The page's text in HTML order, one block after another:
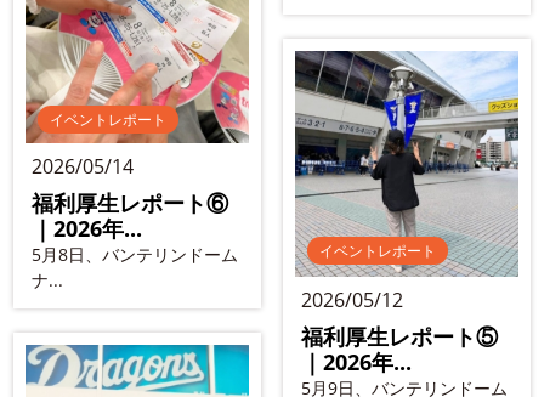
イベントレポート
2026/05/14
福利厚生レポート⑥
｜2026年...
5月8日、バンテリンドーム
ナ...
イベントレポート
2026/05/12
福利厚生レポート⑤
｜2026年...
5月9日、バンテリンドーム